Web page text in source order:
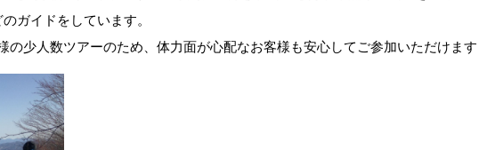
ガイドをしています。
少人数ツアーのため、体力面が心配なお客様も安心してご参加いただけます